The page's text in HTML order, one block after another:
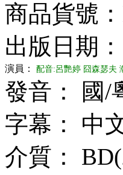
商品貨號
出版日期
演員： 配音:呂艷婷 囧森瑟夫
發音： 國/
字幕： 中
介質：